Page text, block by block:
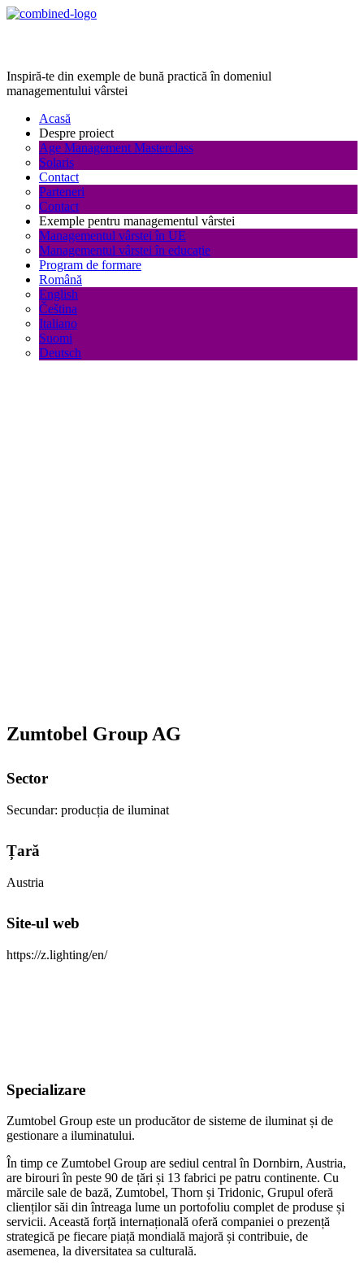
Inspiră-te din exemple de bună practică în domeniul
managementului vârstei
Acasă
Despre proiect
Age Management Masterclass
Solaris
Contact
Parteneri
Contact
Exemple pentru managementul vârstei
Managementul vârstei în UE
Managementul vârstei în educație
Program de formare
Română
English
Čeština
Italiano
Suomi
Deutsch
Zumtobel Group AG
Sector
Secundar: producția de iluminat
Țară
Austria
Site-ul web
https://z.lighting/en/
Specializare
Zumtobel Group este un producător de sisteme de iluminat și de
gestionare a iluminatului.
În timp ce Zumtobel Group are sediul central în Dornbirn, Austria,
are birouri în peste 90 de țări și 13 fabrici pe patru continente. Cu
mărcile sale de bază, Zumtobel, Thorn și Tridonic, Grupul oferă
clienților săi din întreaga lume un portofoliu complet de produse și
servicii. Această forță internațională oferă companiei o prezență
strategică pe fiecare piață mondială majoră și contribuie, de
asemenea, la diversitatea sa culturală.